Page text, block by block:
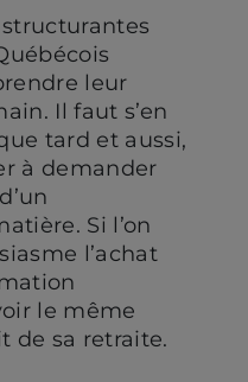
leur
Il faut s’en
tard et aussi,
à demander
Si l’on
l’achat
le même
de sa retraite.